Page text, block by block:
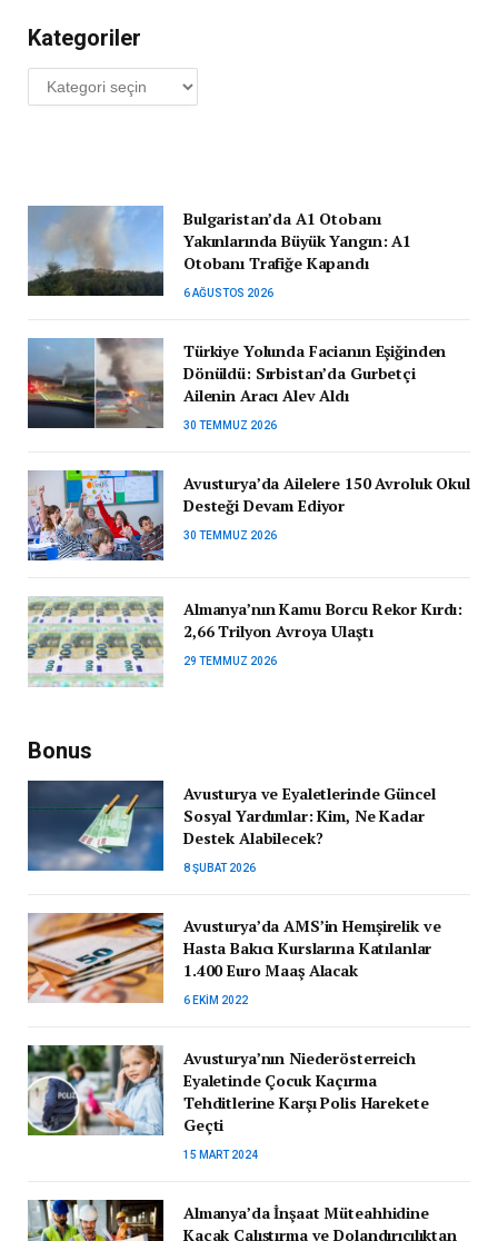
Kategoriler
Kategoriler
Bulgaristan’da A1 Otobanı
Yakınlarında Büyük Yangın: A1
Otobanı Trafiğe Kapandı
6 AĞUSTOS 2026
Türkiye Yolunda Facianın Eşiğinden
Dönüldü: Sırbistan’da Gurbetçi
Ailenin Aracı Alev Aldı
30 TEMMUZ 2026
Avusturya’da Ailelere 150 Avroluk Okul
Desteği Devam Ediyor
30 TEMMUZ 2026
Almanya’nın Kamu Borcu Rekor Kırdı:
2,66 Trilyon Avroya Ulaştı
29 TEMMUZ 2026
Bonus
Avusturya ve Eyaletlerinde Güncel
Sosyal Yardımlar: Kim, Ne Kadar
Destek Alabilecek?
8 ŞUBAT 2026
Avusturya’da AMS’in Hemşirelik ve
Hasta Bakıcı Kurslarına Katılanlar
1.400 Euro Maaş Alacak
6 EKIM 2022
Avusturya’nın Niederösterreich
Eyaletinde Çocuk Kaçırma
Tehditlerine Karşı Polis Harekete
Geçti
15 MART 2024
Almanya’da İnşaat Müteahhidine
Kaçak Çalıştırma ve Dolandırıcılıktan